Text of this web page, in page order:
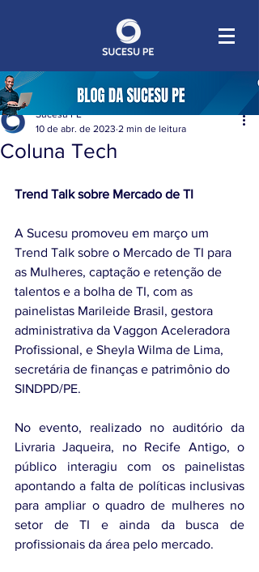
Coluna Tech
Sucesu PE
10 de abr. de 2023 2 min de leitura
Trend Talk sobre Mercado de TI
A Sucesu promoveu em março um
Trend Talk sobre o Mercado de TI para
as Mulheres, captação e retenção de
talentos e a bolha de TI, com as
painelistas Marileide Brasil, gestora
administrativa da Vaggon Aceleradora
Profissional, e Sheyla Wilma de Lima,
secretária de finanças e patrimônio do
SINDPD/PE.
No evento, realizado no auditório da
Livraria Jaqueira, no Recife Antigo, o
público interagiu com os painelistas
apontando a falta de políticas inclusivas
para ampliar o quadro de mulheres no
setor de TI e ainda da busca de
profissionais da área pelo mercado.